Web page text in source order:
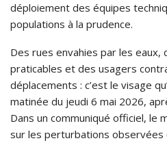
déploiement des équipes
populations à la prudence.
Des rues envahies par les
praticables et des usagers
déplacements : c’est le visage
matinée du jeudi 6 mai 2026,
Dans un communiqué officiel, le
sur les perturbations observées